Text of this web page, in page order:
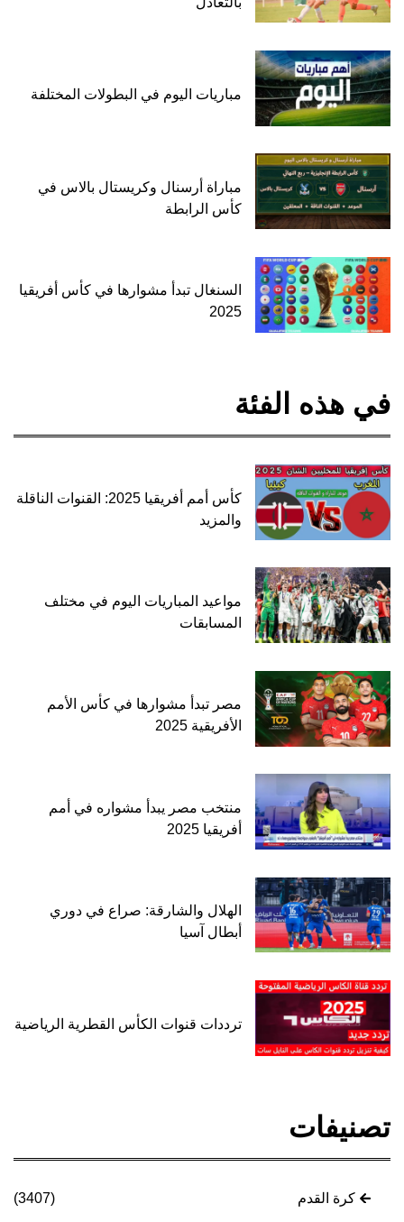
مباريات اليوم في البطولات المختلفة
مباراة أرسنال وكريستال بالاس في
كأس الرابطة
السنغال تبدأ مشوارها في كأس أفريقيا
2025
في هذه الفئة
كأس أمم أفريقيا 2025: القنوات الناقلة
والمزيد
مواعيد المباريات اليوم في مختلف
المسابقات
مصر تبدأ مشوارها في كأس الأمم
الأفريقية 2025
منتخب مصر يبدأ مشواره في أمم
أفريقيا 2025
الهلال والشارقة: صراع في دوري
أبطال آسيا
ترددات قنوات الكأس القطرية الرياضية
تصنيفات
كرة القدم (3407)